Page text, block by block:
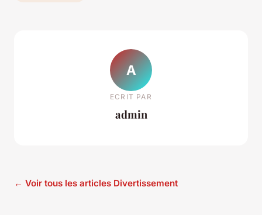
A
ECRIT PAR
admin
← Voir tous les articles Divertissement